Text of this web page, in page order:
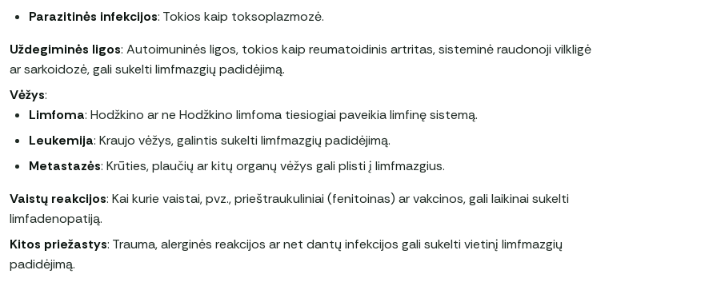
Parazitinės infekcijos: Tokios kaip toksoplazmozė.
Uždegiminės ligos: Autoimuninės ligos, tokios kaip reumatoidinis artritas, sisteminė raudonoji vilkligė
ar sarkoidozė, gali sukelti limfmazgių padidėjimą.
Vėžys:
Limfoma: Hodžkino ar ne Hodžkino limfoma tiesiogiai paveikia limfinę sistemą.
Leukemija: Kraujo vėžys, galintis sukelti limfmazgių padidėjimą.
Metastazės: Krūties, plaučių ar kitų organų vėžys gali plisti į limfmazgius.
Vaistų reakcijos: Kai kurie vaistai, pvz., prieštraukuliniai (fenitoinas) ar vakcinos, gali laikinai sukelti
limfadenopatiją.
Kitos priežastys: Trauma, alerginės reakcijos ar net dantų infekcijos gali sukelti vietinį limfmazgių
padidėjimą.